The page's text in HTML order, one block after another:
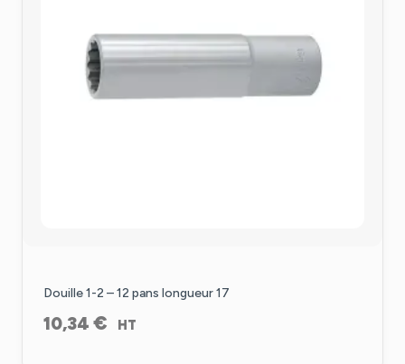
Douille 1-2 – 12 pans longueur 17
10,34 € HT